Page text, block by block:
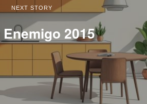
NEXT STORY
2015